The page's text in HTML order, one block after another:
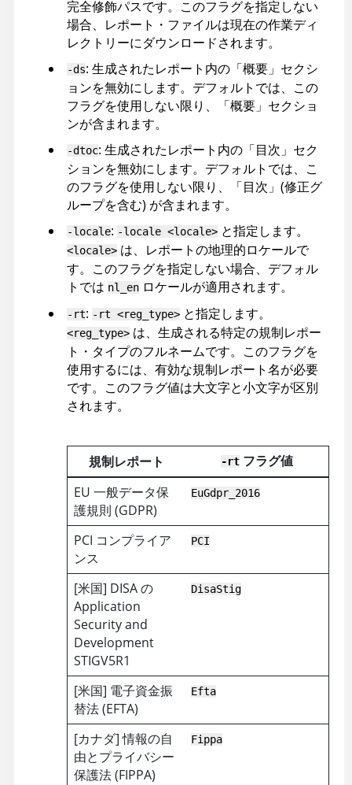
完全修飾パスです。このフラグを指定しない
場合、レポート・ファイルは現在の作業ディ
レクトリーにダウンロードされます。
-ds: 生成されたレポート内の「概要」セクシ
ョンを無効にします。デフォルトでは、この
フラグを使用しない限り、「概要」セクショ
ンが含まれます。
-dtoc: 生成されたレポート内の「目次」セク
ションを無効にします。デフォルトでは、こ
のフラグを使用しない限り、「目次」(修正グ
ループを含む) が含まれます。
-locale: -locale <locale> と指定します。
<locale> は、レポートの地理的ロケールで
す。このフラグを指定しない場合、デフォル
トでは nl_en ロケールが適用されます。
-rt: -rt <reg_type> と指定します。
<reg_type> は、生成される特定の規制レポー
ト・タイプのフルネームです。このフラグを
使用するには、有効な規制レポート名が必要
です。このフラグ値は大文字と小文字が区別
されます。
規制レポート -rtフラグ値
EU 一般データ保
護規則 (GDPR)
EuGdpr_2016
PCI コンプライア
ンス
PCI
[米国] DISA の
Application
Security and
Development
STIGV5R1
DisaStig
[米国] 電子資金振
替法 (EFTA)
Efta
[カナダ] 情報の自
由とプライバシー
保護法 (FIPPA)
Fippa